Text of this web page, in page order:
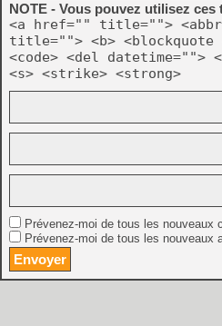
NOTE - Vous pouvez utilisez
<a href="" title="">
title=""> <b>
<code> <del datetime="">
<s> <strike> <strong>
Prévenez-moi de tous les nouveaux
Prévenez-moi de tous les nouveaux